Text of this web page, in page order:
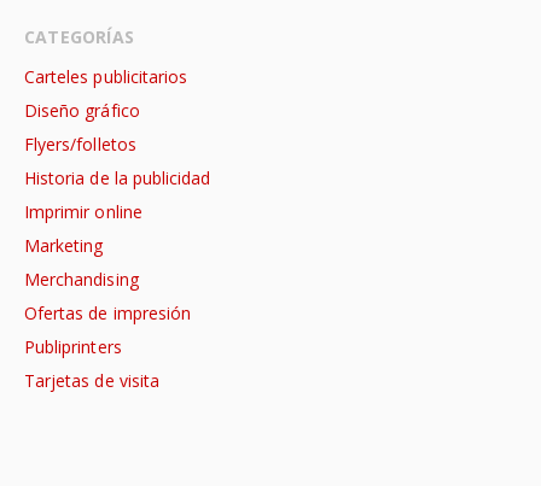
CATEGORÍAS
Carteles publicitarios
Diseño gráfico
Flyers/folletos
Historia de la publicidad
Imprimir online
Marketing
Merchandising
Ofertas de impresión
Publiprinters
Tarjetas de visita